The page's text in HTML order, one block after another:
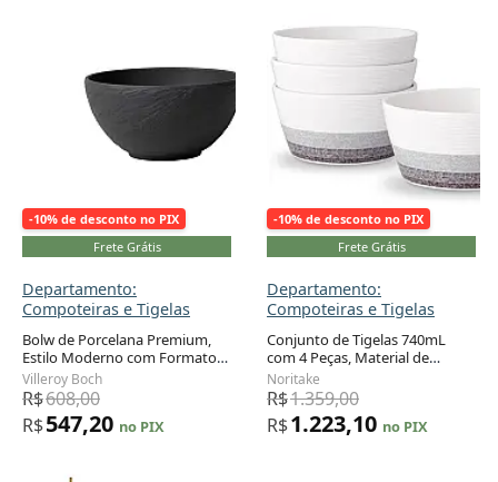
-10% de desconto no PIX
Frete Grátis
Departamento:
Compoteiras e Tigelas
Bolw de Porcelana Premium,
Estilo Moderno com Formato
Redondo e Capacidade de
600mL, Villeroy & Boch, Cinza
Villeroy Boch
R$608,00
R$547,20 no PIX
-10% de desconto no PIX
Frete Grátis
Departamento:
Compoteiras e Tigelas
Conjunto de Tigelas 740mL
com 4 Peças, Material de
Porcelana e Formato Redondo,
Noritake G038-500D, Branco e
Cinza
Noritake
R$1.359,00
R$1.223,10 no PIX
Adicionar ao carrinho Adicionar ao carrinho